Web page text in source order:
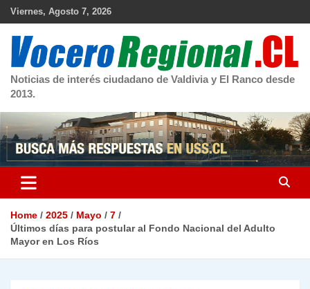
Skip
Viernes, Agosto 7, 2026
Noticias de interés ciudadano de Valdivia y El Ranco desde
2013.
Home 2025 Mayo
7
Últimos días para postular al Fondo Nacional del Adulto
Mayor en Los Ríos